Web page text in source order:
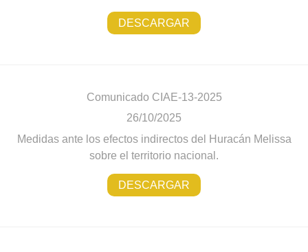
DESCARGAR
Comunicado CIAE-13-2025
26/10/2025
Medidas ante los efectos indirectos del Huracán Melissa
sobre el territorio nacional.
DESCARGAR